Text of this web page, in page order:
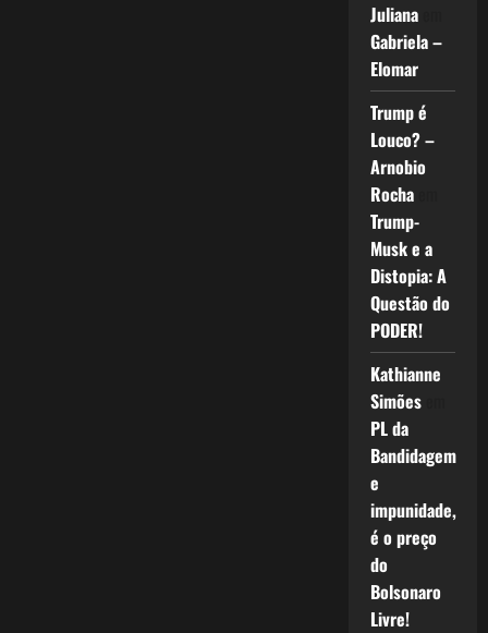
Julianaem
Gabriela –
Elomar
Trump é
Louco? –
Arnobio
Rochaem
Trump-
Musk e a
Distopia: A
Questão do
PODER!
Kathianne
Simõesem
PL da
Bandidagem
e
impunidade,
é o preço
do
Bolsonaro
Livre!